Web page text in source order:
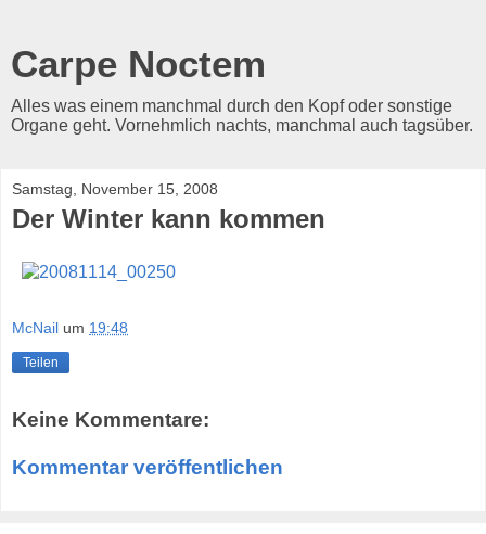
Carpe Noctem
Alles was einem manchmal durch den Kopf oder sonstige
Organe geht. Vornehmlich nachts, manchmal auch tagsüber.
Samstag, November 15, 2008
Der Winter kann kommen
McNail um 19:48
Teilen
Keine Kommentare:
Kommentar veröffentlichen